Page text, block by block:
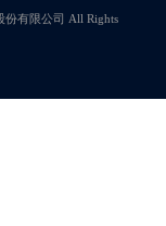
份有限公司 All Rights